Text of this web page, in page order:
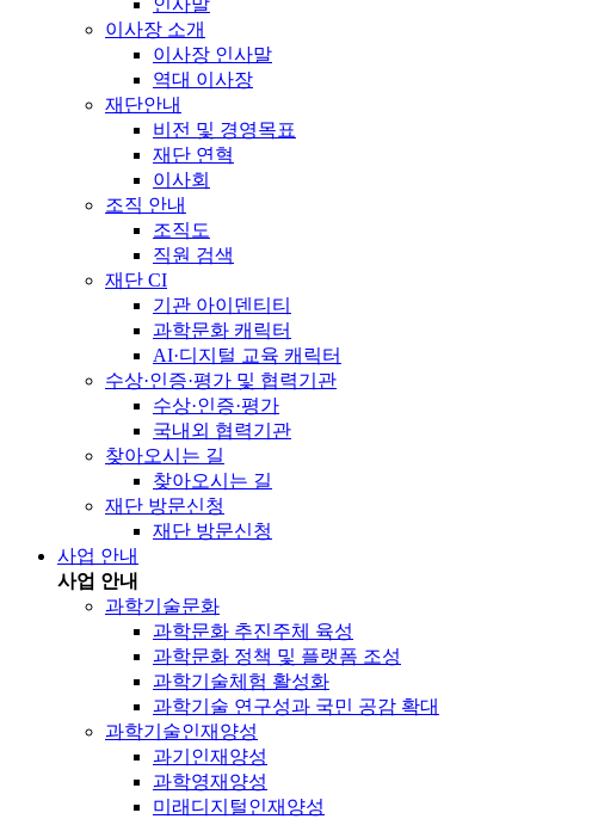
이사장 소개
이사장 인사말
역대 이사장
재단안내
비전 및 경영목표
재단 연혁
이사회
조직 안내
조직도
직원 검색
재단 CI
기관 아이덴티티
과학문화 캐릭터
AI·디지털 교육 캐릭터
수상·인증·평가 및 협력기관
수상·인증·평가
국내외 협력기관
찾아오시는 길
찾아오시는 길
재단 방문신청
재단 방문신청
사업 안내
사업 안내
과학기술문화
과학문화 추진주체 육성
과학문화 정책 및 플랫폼 조성
과학기술체험 활성화
과학기술 연구성과 국민 공감 확대
과학기술인재양성
과기인재양성
과학영재양성
미래디지털인재양성